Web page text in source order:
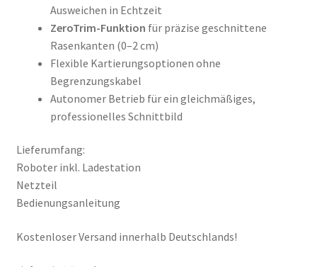
Ausweichen in Echtzeit
ZeroTrim-Funktion für präzise geschnittene
Rasenkanten (0–2 cm)
Flexible Kartierungsoptionen ohne
Begrenzungskabel
Autonomer Betrieb für ein gleichmäßiges,
professionelles Schnittbild
Lieferumfang:
Roboter inkl. Ladestation
Netzteil
Bedienungsanleitung
Kostenloser Versand innerhalb Deutschlands!